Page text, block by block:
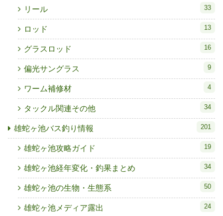
リール 33
ロッド 13
グラスロッド 16
偏光サングラス 9
ワーム補修材 4
タックル関連その他 34
雄蛇ヶ池バス釣り情報 201
雄蛇ヶ池攻略ガイド 19
雄蛇ヶ池経年変化・釣果まとめ 34
雄蛇ヶ池の生物・生態系 50
雄蛇ヶ池メディア露出 24